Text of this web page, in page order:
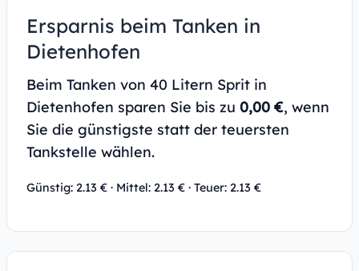
Ersparnis beim Tanken in
Dietenhofen
Beim Tanken von 40 Litern Sprit in
Dietenhofen sparen Sie bis zu 0,00 €, wenn
Sie die günstigste statt der teuersten
Tankstelle wählen.
Günstig: 2.13 € · Mittel: 2.13 € · Teuer: 2.13 €